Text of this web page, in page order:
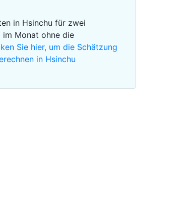
in Hsinchu für zwei
im Monat ohne die
Sie hier, um die Schätzung
in Hsinchu